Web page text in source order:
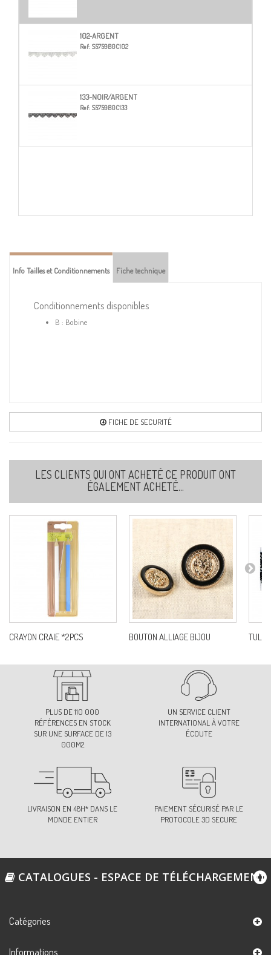
102-ARGENT
Ref: S5759B0C102
133-NOIR/ARGENT
Ref: S5759B0C133
Info Tailles et Conditionnements Fiche technique
Conditionnements disponibles
B : Bobine
FICHE DE SECURITÉ
LES CLIENTS QUI ONT ACHETÉ CE PRODUIT ONT
ÉGALEMENT ACHETÉ...
CRAYON CRAIE *2PCS BOUTON ALLIAGE BIJOU
PLUS DE 110 000
RÉFÉRENCES EN STOCK
SUR UNE SURFACE DE 13
000M2
UN SERVICE CLIENT
INTERNATIONAL À VOTRE
ÉCOUTE
LIVRAISON EN 48H* DANS LE
MONDE ENTIER
PAIEMENT SÉCURISÉ PAR LE
PROTOCOLE 3D SECURE
CATALOGUES - ESPACE DE TÉLÉCHARGEMENT
Catégories
Informations